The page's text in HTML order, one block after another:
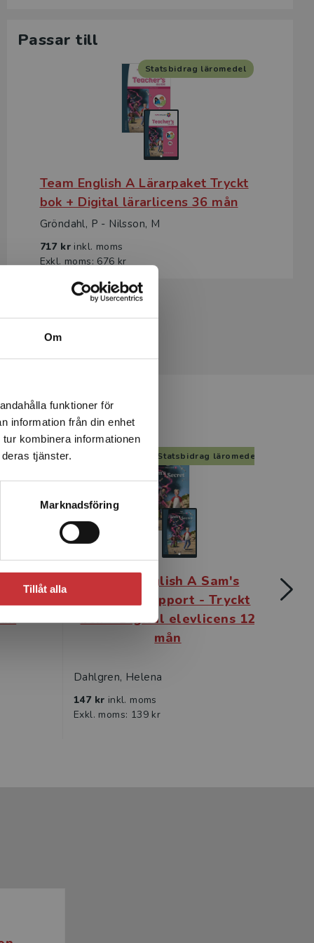
Om
funktioner för
information från din enhet
kombinera informationen
tjänster.
Marknadsföring
Tillåt alla
Passar till
Team English A Lärarpaket Tryckt
bok + Digital lärarlicens 36 mån
Statsbidrag läromedel
Gröndahl, P - Nilsson, M
717 kr inkl. moms
Exkl. moms: 676 kr
Digital
läromedel
Team English A Sam's
Secret - Support - Tryckt
bok + Digital elevlicens 12
mån
Dahlgren, Helena
147 kr inkl. moms
Exkl. moms: 139 kr
Statsbidrag läromedel